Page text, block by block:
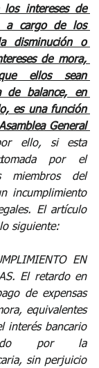
los intereses de
a cargo de los
disminución o
de mora,
ellos sean
de balance, en
es una función
General
ello, si esta
por el
miembros del
incumplimiento
El artículo
siguiente:
EN
El retardo en
de expensas
equivalentes
interés bancario
por la
sin perjuicio